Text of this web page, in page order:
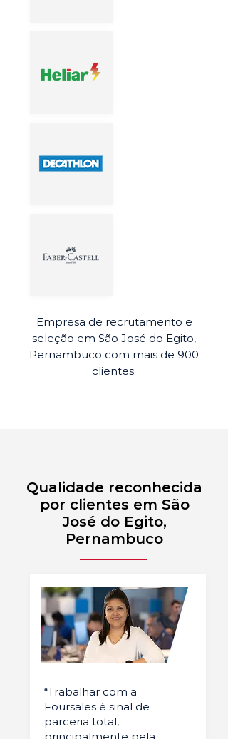
Empresa de recrutamento e
seleção em São José do Egito,
Pernambuco com mais de 900
clientes.
Qualidade reconhecida
por clientes em São
José do Egito,
Pernambuco
“Trabalhar com a
Foursales é sinal de
parceria total,